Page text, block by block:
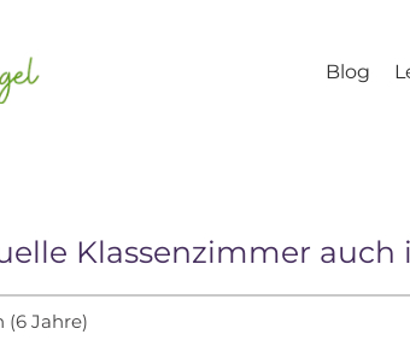
Blog
Klassenzimmer auch
(6 Jahre)